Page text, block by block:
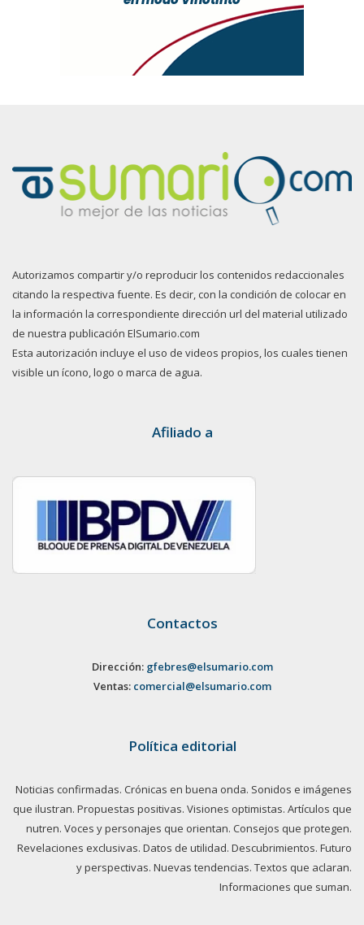
Autorizamos compartir y/o reproducir los contenidos redaccionales
citando la respectiva fuente. Es decir, con la condición de colocar en
la información la correspondiente dirección url del material utilizado
de nuestra publicación ElSumario.com
Esta autorización incluye el uso de videos propios, los cuales tienen
visible un ícono, logo o marca de agua.
Afiliado a
Contactos
Dirección: gfebres@elsumario.com
Ventas: comercial@elsumario.com
Política editorial
Noticias confirmadas. Crónicas en buena onda. Sonidos e imágenes
que ilustran. Propuestas positivas. Visiones optimistas. Artículos que
nutren. Voces y personajes que orientan. Consejos que protegen.
Revelaciones exclusivas. Datos de utilidad. Descubrimientos. Futuro
y perspectivas. Nuevas tendencias. Textos que aclaran.
Informaciones que suman.